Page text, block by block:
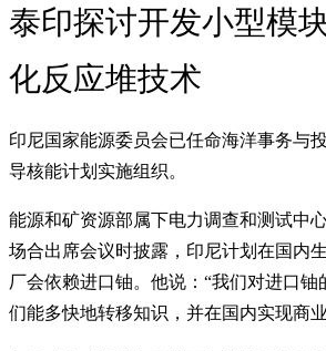
泰印探讨开发小型模
化反应堆技术
印尼国家能源委员会已任命海洋事务与
导核能计划实施组织。
能源和矿资源部属下电力调查和测试中
场合出席会议时披露，印尼计划在国内
厂会依赖进口铀。他说：“我们对进口铀
们能多快地转移知识，并在国内实现商